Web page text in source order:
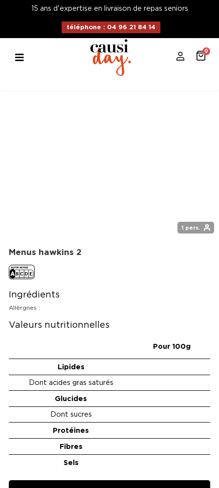
15 ans d'expertise en livraison de repas seniors
téléphone : 04 96 21 84 14
0
1 pers.
Menus hawkins 2
Ingrédients
Allèrgnes :
Valeurs nutritionnelles
Pour 100g
Lipides
Dont acides gras saturés
Glucides
Dont sucres
Protéines
Fibres
Sels